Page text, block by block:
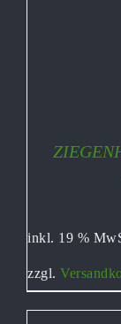
inkl. 19 %
zzgl.